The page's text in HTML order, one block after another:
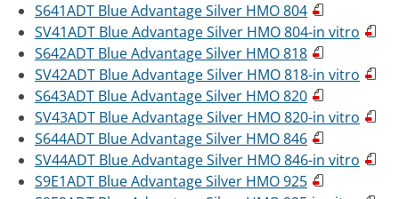
S641ADT Blue Advantage Silver HMO 804
SV41ADT Blue Advantage Silver HMO 804-in vitro
S642ADT Blue Advantage Silver HMO 818
SV42ADT Blue Advantage Silver HMO 818-in vitro
S643ADT Blue Advantage Silver HMO 820
SV43ADT Blue Advantage Silver HMO 820-in vitro
S644ADT Blue Advantage Silver HMO 846
SV44ADT Blue Advantage Silver HMO 846-in vitro
S9E1ADT Blue Advantage Silver HMO 925